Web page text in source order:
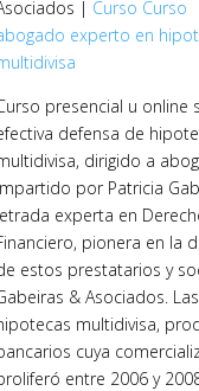
| Curso Curso
experto en
presencial u online
defensa de
dirigido a
por Patricia
experta en
pionera en la
estos prestatarios y
& Asociados. Las
multidivisa,
cuya
entre 2006 y